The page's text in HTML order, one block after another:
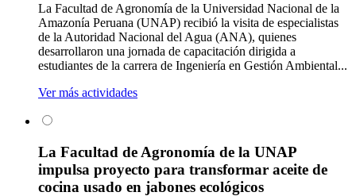
La Facultad de Agronomía de la Universidad Nacional de la
Amazonía Peruana (UNAP) recibió la visita de especialistas
de la Autoridad Nacional del Agua (ANA), quienes
desarrollaron una jornada de capacitación dirigida a
estudiantes de la carrera de Ingeniería en Gestión Ambiental...
Ver más actividades
La Facultad de Agronomía de la UNAP
impulsa proyecto para transformar aceite de
cocina usado en jabones ecológicos